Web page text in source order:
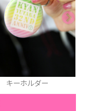
厚底スニーカー